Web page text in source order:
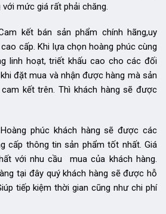
mức giá rất phải chăng.
kết bán sản phẩm chính hãng,uy
cấp. Khi lựa chọn hoàng phúc cùng
linh hoạt, triết khấu cao cho các đối
đặt mua và nhận được hàng mà sản
kết trên. Thì khách hàng sẽ được
phúc khách hàng sẽ được các
cấp thông tin sản phẩm tốt nhất. Giá
với nhu cầu mua của khách hàng.
tại đây quý khách hàng sẽ được hỗ
tiếp kiệm thời gian cũng như chi phí